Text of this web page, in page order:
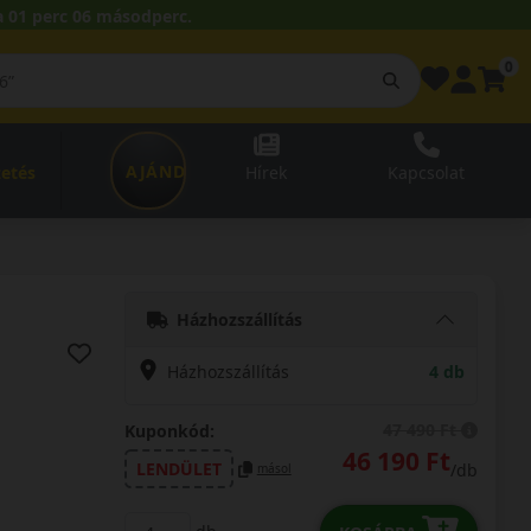
01 perc 05 másodperc.
AJÁNDÉKUTALVÁNY
Házhozszállítás
Házhozszállítás 4 db
Kuponkód:
LENDÜLET
másol 46 190 Ft/db